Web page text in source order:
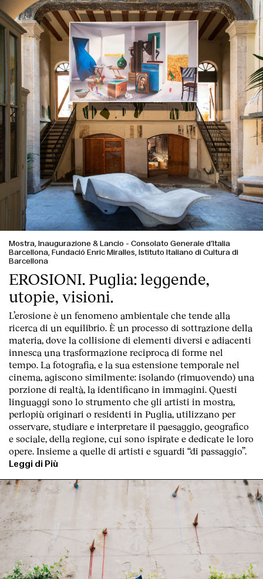
Index
Mostra, Inaugurazione & Lancio - Consolato Generale d’Italia
Barcellona, Fundació Enric Miralles, Istituto Italiano di Cultura di
Barcellona
EROSIONI. Puglia: leggende,
utopie, visioni.
L’erosione è un fenomeno ambientale che tende alla
ricerca di un equilibrio. È un processo di sottrazione della
materia, dove la collisione di elementi diversi e adiacenti
innesca una trasformazione reciproca di forme nel
tempo. La fotografia, e la sua estensione temporale nel
cinema, agiscono similmente: isolando (rimuovendo) una
porzione di realtà, la identificano in immagini. Questi
linguaggi sono lo strumento che gli artisti in mostra,
perlopiù originari o residenti in Puglia, utilizzano per
osservare, studiare e interpretare il paesaggio, geografico
e sociale, della regione, cui sono ispirate e dedicate le loro
opere. Insieme a quelle di artisti e sguardi “di passaggio”.
Leggi di Più